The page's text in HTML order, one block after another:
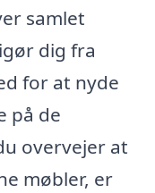
samlet
dig fra
for at nyde
på de
overvejer at
møbler, er